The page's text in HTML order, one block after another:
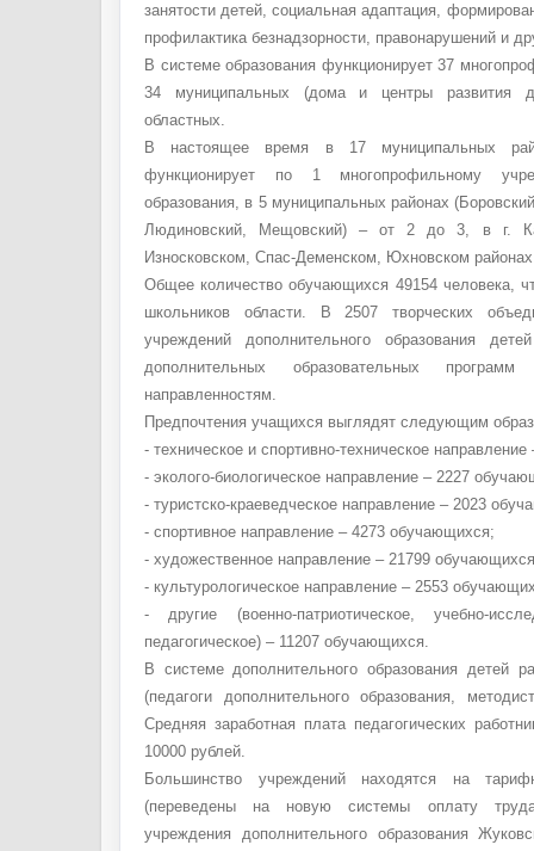
занятости детей, социальная адаптация,
профилактика безнадзорности, правонарушений и
В системе образования функционирует 37
34 муниципальных (дома и центры развития
областных.
В настоящее время в 17 муниципальных
функционирует по 1 многопрофильному
образования, в 5 муниципальных районах
Людиновский, Мещовский) – от 2 до 3, в г.
Износковском, Спас-Деменском, Юхновском
Общее количество обучающихся 49154 человека,
школьников области. В 2507 творческих
учреждений дополнительного образования
дополнительных образовательных
направленностям.
Предпочтения учащихся выглядят следующим
- техническое и спортивно-техническое
- эколого-биологическое направление – 2227
- туристско-краеведческое направление – 2023
- спортивное направление – 4273 обучающихся;
- художественное направление – 21799
- культурологическое направление – 2553
- другие (военно-патриотическое, учебно-
педагогическое) – 11207 обучающихся.
В системе дополнительного образования детей
(педагоги дополнительного образования,
Средняя заработная плата педагогических
10000 рублей.
Большинство учреждений находятся на
(переведены на новую системы оплату
учреждения дополнительного образования